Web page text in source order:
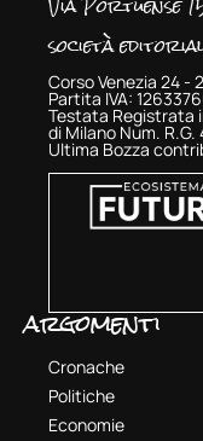
società
Corso Venezia 24 -
Partita IVA:
Testata Registrata
di Milano Num.
Ultima Bozza
argomenti
Cronache
Politiche
Economie